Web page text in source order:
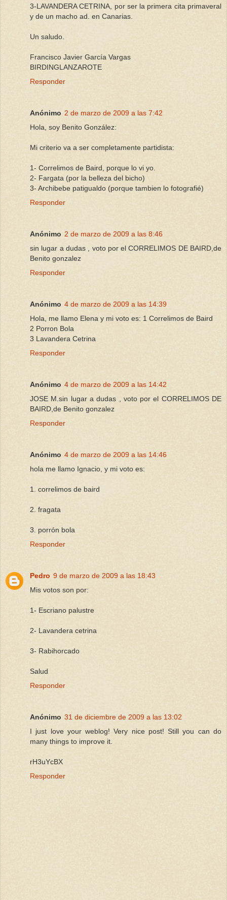
3-LAVANDERA CETRINA, por ser la primera cita primaveral
y de un macho ad. en Canarias.
Un saludo.
Francisco Javier García Vargas
BIRDINGLANZAROTE
Responder
Anónimo 2 de marzo de 2009 a las 7:42
Hola, soy Benito González:
Mi criterio va a ser completamente partidista:
1- Correlimos de Baird, porque lo vi yo.
2- Fargata (por la belleza del bicho)
3- Archibebe patigualdo (porque tambien lo fotografié)
Responder
Anónimo 2 de marzo de 2009 a las 8:46
sin lugar a dudas , voto por el CORRELIMOS DE BAIRD,de
Benito gonzalez
Responder
Anónimo 4 de marzo de 2009 a las 14:39
Hola, me llamo Elena y mi voto es: 1 Correlimos de Baird
2 Porron Bola
3 Lavandera Cetrina
Responder
Anónimo 4 de marzo de 2009 a las 14:42
JOSE M.sin lugar a dudas , voto por el CORRELIMOS DE
BAIRD,de Benito gonzalez
Responder
Anónimo 4 de marzo de 2009 a las 14:46
hola me llamo Ignacio, y mi voto es:
1. correlimos de baird
2. fragata
3. porrón bola
Responder
Pedro 9 de marzo de 2009 a las 18:43
Mis votos son por:
1- Escriano palustre
2- Lavandera cetrina
3- Rabihorcado
Salud
Responder
Anónimo 31 de diciembre de 2009 a las 13:02
I just love your weblog! Very nice post! Still you can do
many things to improve it.
rH3uYcBX
Responder